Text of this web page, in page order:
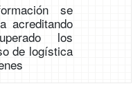
se
acreditando
los
de logística